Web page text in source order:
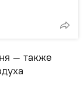
— также